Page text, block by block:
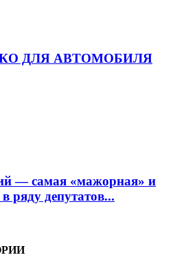
ДЛЯ АВТОМОБИЛЯ
— самая «мажорная» и
ряду депутатов...